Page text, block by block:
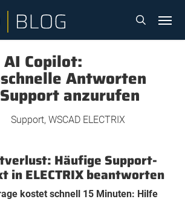
search
AI Copilot:
Antworten
anzurufen
Support,WSCAD ELECTRIX
Häufige Support-
in ELECTRIX beantworten
kostet schnell 15 Minuten: Hilfe